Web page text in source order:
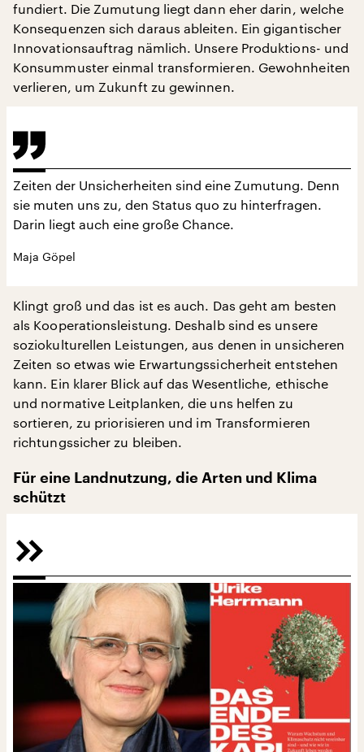
fundiert. Die Zumutung liegt dann eher darin, welche
Konsequenzen sich daraus ableiten. Ein gigantischer
Innovationsauftrag nämlich. Unsere Produktions- und
Konsummuster einmal transformieren. Gewohnheiten
verlieren, um Zukunft zu gewinnen.
Zeiten der Unsicherheiten sind eine Zumutung. Denn
sie muten uns zu, den Status quo zu hinterfragen.
Darin liegt auch eine große Chance.
Maja Göpel
Klingt groß und das ist es auch. Das geht am besten
als Kooperationsleistung. Deshalb sind es unsere
soziokulturellen Leistungen, aus denen in unsicheren
Zeiten so etwas wie Erwartungssicherheit entstehen
kann. Ein klarer Blick auf das Wesentliche, ethische
und normative Leitplanken, die uns helfen zu
sortieren, zu priorisieren und im Transformieren
richtungssicher zu bleiben.
Für eine Landnutzung, die Arten und Klima
schützt